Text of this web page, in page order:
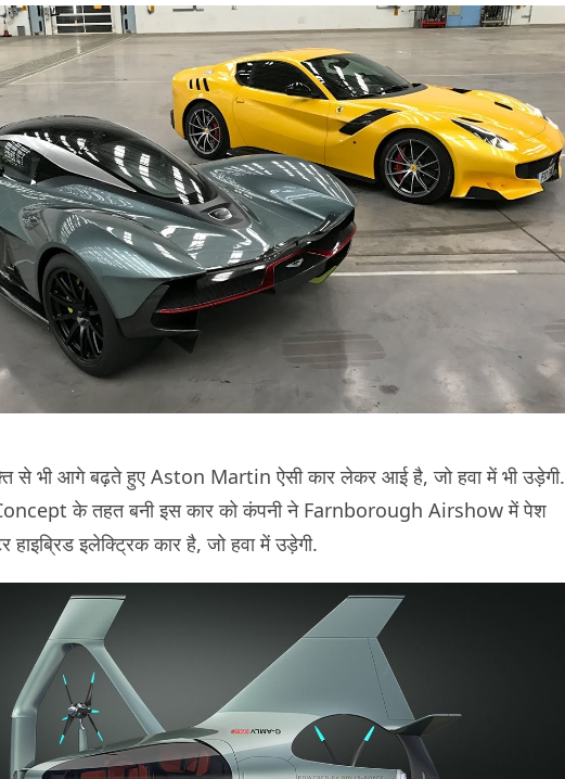
से भी आगे बढ़ते हुए Aston Martin ऐसी कार लेकर आई है, जो हवा में भी उड़ेगी.
के तहत बनी इस कार को कंपनी ने Farnborough Airshow में पेश
हाइब्रिड इलेक्ट्रिक कार है, जो हवा में उड़ेगी.